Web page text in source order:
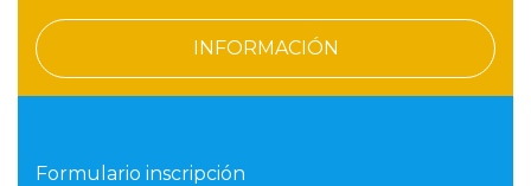
INFORMACIÓN
Formulario inscripción